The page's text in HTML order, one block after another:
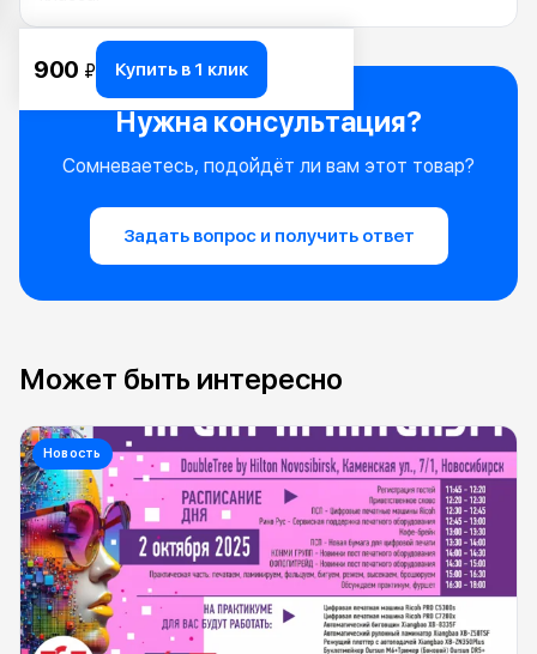
900 ₽ Купить в 1 клик
Нужна консультация?
Сомневаетесь, подойдёт ли вам этот товар?
Задать вопрос и получить ответ
Может быть интересно
Новость